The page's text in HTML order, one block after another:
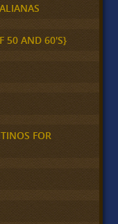
50 AND 60'S}
FOR